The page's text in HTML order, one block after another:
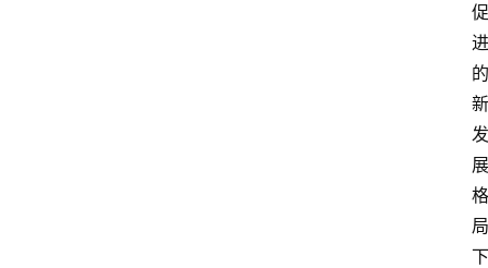
促
进
的
新
发
展
格
局
下